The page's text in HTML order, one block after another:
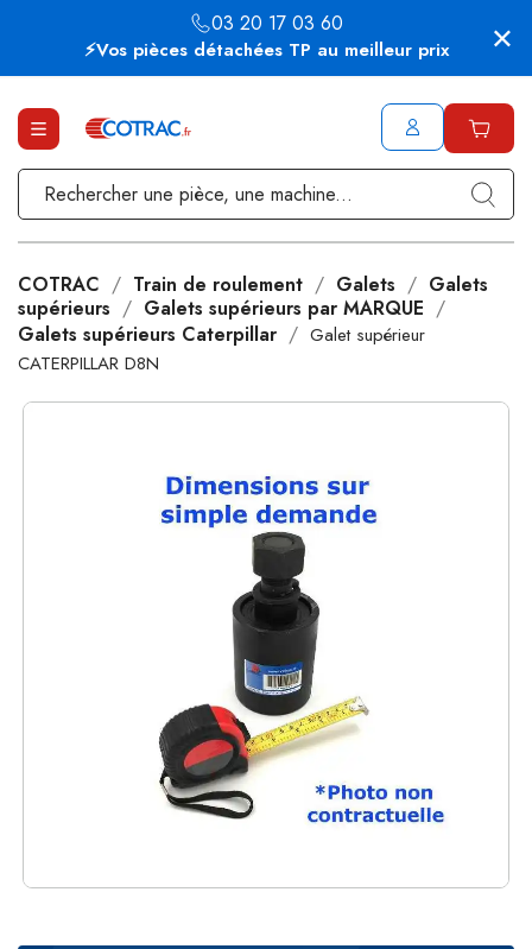
⚡Vos pièces détachées TP au meilleur prix
03 20 17 03 60
COTRAC Train de roulement Galets
Galets
supérieurs
Galets supérieurs par MARQUE
Galets supérieurs Caterpillar
Galet supérieur
CATERPILLAR D8N